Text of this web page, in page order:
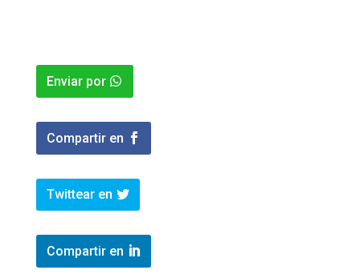
Enviar por
Compartir en
Twittear en
Compartir en